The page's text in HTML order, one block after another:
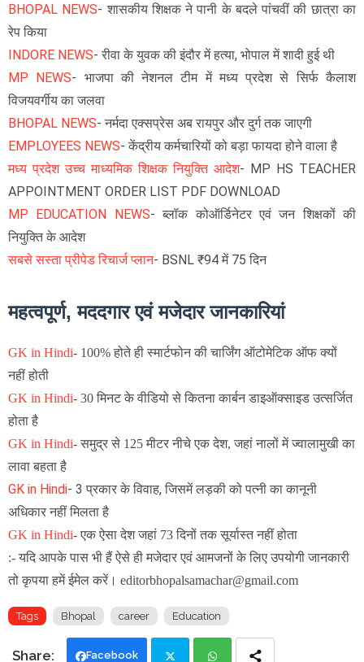
BHOPAL NEWS- शासकीय शिक्षक ने पानी के बदले पांचवीं की छात्रा का
रेप किया
INDORE NEWS- रीवा के युवक की इंदौर में हत्या, भोपाल में शादी हुई थी
MP NEWS- भाजपा की नेशनल टीम में मध्य प्रदेश से सिर्फ कैलाश
विजयवर्गीय का जलवा
BHOPAL NEWS- नर्मदा एक्सप्रेस अब रायपुर और दुर्ग तक जाएगी
EMPLOYEES NEWS- केंद्रीय कर्मचारियों को बड़ा फायदा होने वाला है
मध्य प्रदेश उच्च माध्यमिक शिक्षक नियुक्ति आदेश- MP HS TEACHER
APPOINTMENT ORDER LIST PDF DOWNLOAD
MP EDUCATION NEWS- ब्लॉक कोऑर्डिनेटर एवं जन शिक्षकों की
नियुक्ति के आदेश
सबसे सस्ता प्रीपेड रिचार्ज प्लान- BSNL ₹94 में 75 दिन
महत्वपूर्ण, मददगार एवं मजेदार जानकारियां
GK in Hindi- 100% होते ही स्मार्टफोन की चार्जिंग ऑटोमेटिक ऑफ क्यों
नहीं होती
GK in Hindi- 30 मिनट के वीडियो से कितना कार्बन डाइऑक्साइड उत्सर्जित
होता है
GK in Hindi- समुद्र से 125 मीटर नीचे एक देश, जहां नालों में ज्वालामुखी का
लावा बहता है
GK in Hindi- 3 प्रकार के विवाह, जिसमें लड़की को पत्नी का कानूनी
अधिकार नहीं मिलता है
GK in Hindi- एक ऐसा देश जहां 73 दिनों तक सूर्यास्त नहीं होता
:- यदि आपके पास भी हैं ऐसे ही मजेदार एवं आमजनों के लिए उपयोगी जानकारी
तो कृपया हमें ईमेल करें। editorbhopalsamachar@gmail.com
Tags Bhopal career Education
Facebook